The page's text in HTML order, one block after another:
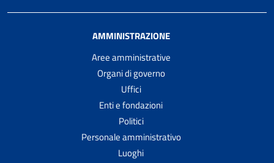
AMMINISTRAZIONE
Aree amministrative
Organi di governo
Uffici
Enti e fondazioni
Politici
Personale amministrativo
Luoghi